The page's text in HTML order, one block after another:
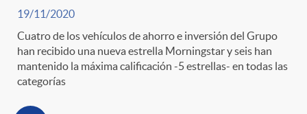
19/11/2020
Cuatro de los vehículos de ahorro e inversión del Grupo
han recibido una nueva estrella Morningstar y seis han
mantenido la máxima calificación -5 estrellas- en todas las
categorías